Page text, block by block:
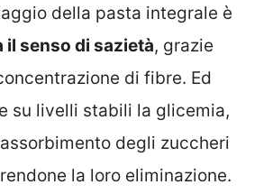
della pasta integrale è
il senso di sazietà, grazie
di fibre. Ed
su livelli stabili la glicemia,
degli zuccheri
la loro eliminazione.